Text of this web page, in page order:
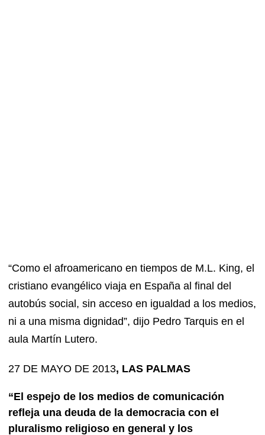
“Como el afroamericano en tiempos de M.L. King, el
cristiano evangélico viaja en España al final del
autobús social, sin acceso en igualdad a los medios,
ni a una misma dignidad”, dijo Pedro Tarquis en el
aula Martín Lutero.
27 DE MAYO DE 2013, LAS PALMAS
“El espejo de los medios de comunicación
refleja una deuda de la democracia con el
pluralismo religioso en general y los